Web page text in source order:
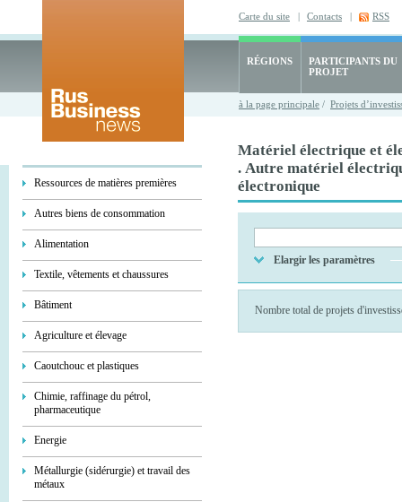
Carte du site | Contacts | RSS
RÉGIONS
PARTICIPANTS DU
PROJET
à la page principale / Projets
Ressources de matières premières
Autres biens de consommation
Alimentation
Textile, vêtements et chaussures
Bâtiment
Agriculture et élevage
Caoutchouc et plastiques
Chimie, raffinage du pétrol,
pharmaceutique
Energie
Métallurgie (sidérurgie) et travail des
métaux
Matériel électrique et
. Autre matériel
électronique
Elargir les paramètres
Nombre total de projets